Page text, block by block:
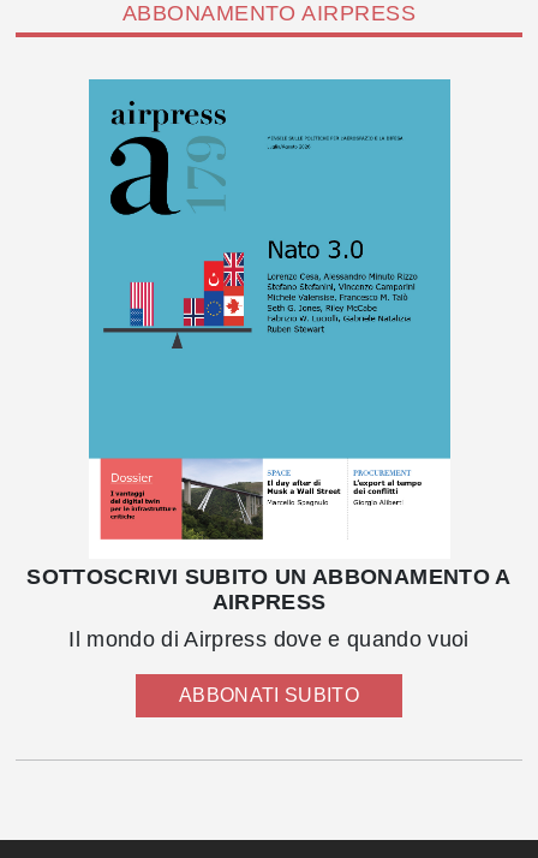
ABBONAMENTO AIRPRESS
SOTTOSCRIVI SUBITO UN ABBONAMENTO A
AIRPRESS
Il mondo di Airpress dove e quando vuoi
ABBONATI SUBITO